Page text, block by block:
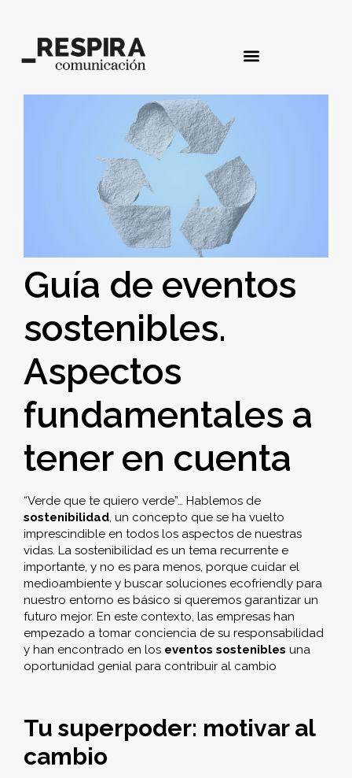
Guía de eventos
sostenibles.
Aspectos
fundamentales a
tener en cuenta
“Verde que te quiero verde”… Hablemos de
sostenibilidad, un concepto que se ha vuelto
imprescindible en todos los aspectos de nuestras
vidas. La sostenibilidad es un tema recurrente e
importante, y no es para menos, porque cuidar el
medioambiente y buscar soluciones ecofriendly para
nuestro entorno es básico si queremos garantizar un
futuro mejor. En este contexto, las empresas han
empezado a tomar conciencia de su responsabilidad
y han encontrado en los eventos sostenibles una
oportunidad genial para contribuir al cambio
Tu superpoder: motivar al
cambio